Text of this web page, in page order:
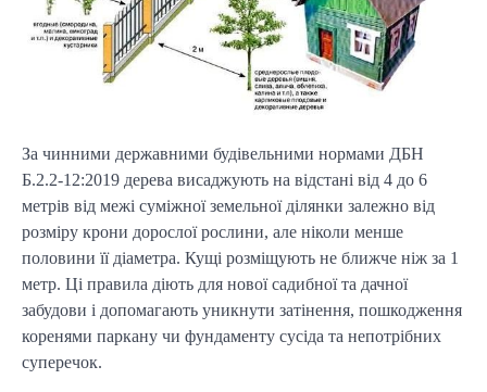
За чинними державними будівельними нормами ДБН
Б.2.2-12:2019 дерева висаджують на відстані від 4 до 6
метрів від межі суміжної земельної ділянки залежно від
розміру крони дорослої рослини, але ніколи менше
половини її діаметра. Кущі розміщують не ближче ніж за 1
метр. Ці правила діють для нової садибної та дачної
забудови і допомагають уникнути затінення, пошкодження
коренями паркану чи фундаменту сусіда та непотрібних
суперечок.